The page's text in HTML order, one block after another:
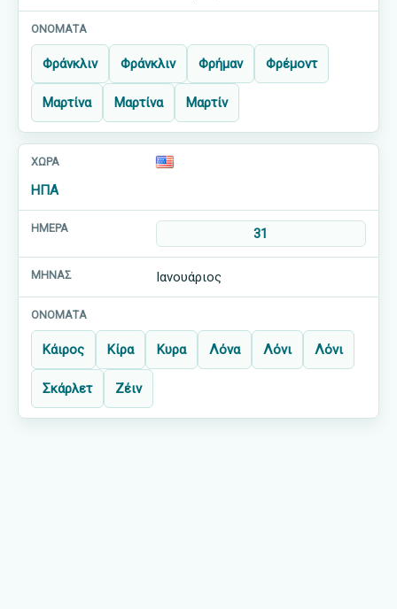
Φράνκλιν Φράνκλιν Φρήμαν Φρέμοντ
Μαρτίνα Μαρτίνα Μαρτίν
ΗΠΑ
31
Ιανουάριος
Κάιρος Κίρα Κυρα Λόνα Λόνι Λόνι
Σκάρλετ Ζέιν